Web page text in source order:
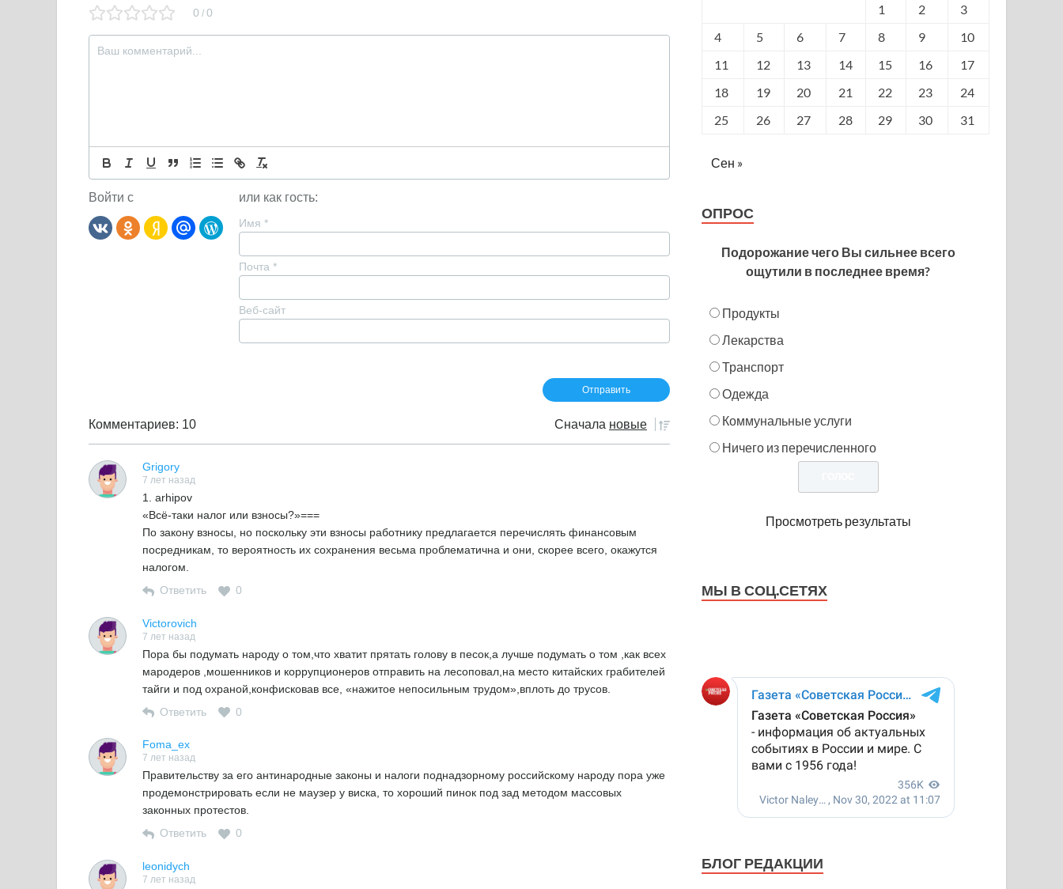
0 / 0
Войти с или как гость:
Имя *
Почта *
Веб-сайт
Комментариев: 10 Сначала новые
Grigory
7 лет назад
1. arhipov
«Всё-таки налог или взносы?»===
По закону взносы, но поскольку эти взносы работнику предлагается перечислять финансовым
посредникам, то вероятность их сохранения весьма проблематична и они, скорее всего, окажутся
налогом.
Ответить
0
Victorovich
7 лет назад
Пора бы подумать народу о том,что хватит прятать голову в песок,а лучше подумать о том ,как всех
мародеров ,мошенников и коррупционеров отправить на лесоповал,на место китайских грабителей
тайги и под охраной,конфисковав все, «нажитое непосильным трудом»,вплоть до трусов.
Ответить
0
Foma_ex
7 лет назад
Правительству за его антинародные законы и налоги поднадзорному российскому народу пора уже
продемонстрировать если не маузер у виска, то хороший пинок под зад методом массовых
законных протестов.
Ответить
0
leonidych
7 лет назад
1
2
3
4
5 6 7 8 9
10
11
12 13 14 15 16
17
18
19 20 21 22 23
24
25
26 27 28 29 30 31
Сен »
ОПРОС
Подорожание чего Вы сильнее всего
ощутили в последнее время?
Продукты
Лекарства
Транспорт
Одежда
Коммунальные услуги
Ничего из перечисленного
Просмотреть результаты
МЫ В СОЦ.СЕТЯХ
БЛОГ РЕДАКЦИИ